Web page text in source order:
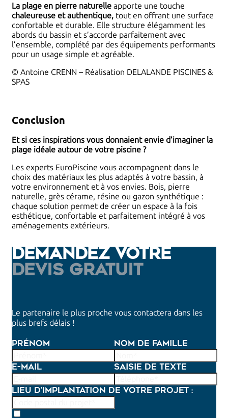
La plage en pierre naturelle apporte une touche
chaleureuse et authentique, tout en offrant une surface
confortable et durable. Elle structure élégamment les
abords du bassin et s’accorde parfaitement avec
l’ensemble, complété par des équipements performants
pour un usage simple et agréable.
© Antoine CRENN – Réalisation DELALANDE PISCINES &
SPAS
Conclusion
Et si ces inspirations vous donnaient envie d’imaginer la
plage idéale autour de votre piscine ?
Les experts EuroPiscine vous accompagnent dans le
choix des matériaux les plus adaptés à votre bassin, à
votre environnement et à vos envies. Bois, pierre
naturelle, grès cérame, résine ou gazon synthétique :
chaque solution permet de créer un espace à la fois
esthétique, confortable et parfaitement intégré à vos
aménagements extérieurs.
Demandez votre
devis gratuit
Le partenaire le plus proche vous contactera dans les
plus brefs délais !
Prénom Nom de famille
E-mail Saisie de texte
Lieu d’implantation de votre projet :